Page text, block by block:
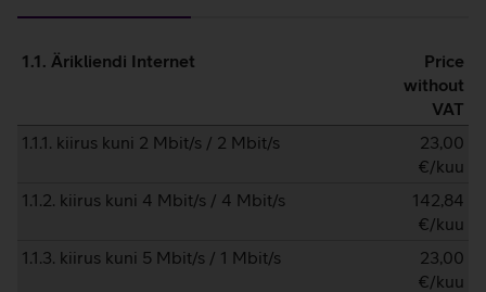
1.
1.1. Ärikliendi Internet
Price
without
VAT
1.1.1. kiirus kuni 2 Mbit/s / 2 Mbit/s
23,00
€/kuu
1.1.2. kiirus kuni 4 Mbit/s / 4 Mbit/s
142,84
€/kuu
1.1.3. kiirus kuni 5 Mbit/s / 1 Mbit/s
23,00
€/kuu